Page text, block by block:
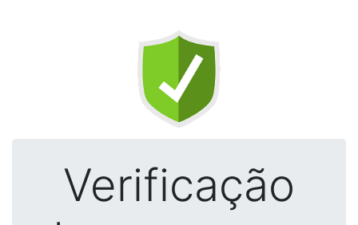
Verificação